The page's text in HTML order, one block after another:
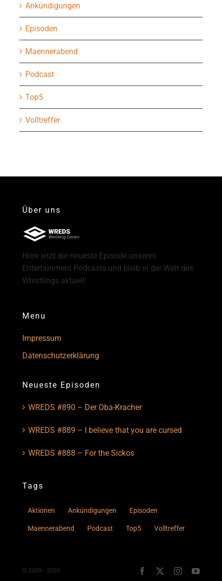
Ankündigungen
Episoden
Maennerabend
Podcast
Top5
Volltreffer
Über uns
Höre jetzt die neueste Episode unseres
Entertainment Podcasts und bleib in der Welt des
Wrestlings aktuell!
Menu
Impressum
Datenschutzerklärung
Neueste Episoden
WREDS #890 – Der Oba-Kracher
WREDS #889 – I believe that you are cursed
WREDS #888 – For the Sickos
Tags
Aktionen Ankündigungen Episoden
Maennerabend Podcast Top5 Volltreffer
© 2009 - 2026